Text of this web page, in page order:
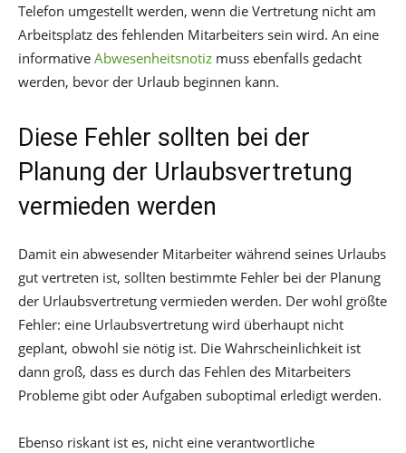
Telefon umgestellt werden, wenn die Vertretung nicht am
Arbeitsplatz des fehlenden Mitarbeiters sein wird. An eine
informative Abwesenheitsnotiz muss ebenfalls gedacht
werden, bevor der Urlaub beginnen kann.
Diese Fehler sollten bei der
Planung der Urlaubsvertretung
vermieden werden
Damit ein abwesender Mitarbeiter während seines Urlaubs
gut vertreten ist, sollten bestimmte Fehler bei der Planung
der Urlaubsvertretung vermieden werden. Der wohl größte
Fehler: eine Urlaubsvertretung wird überhaupt nicht
geplant, obwohl sie nötig ist. Die Wahrscheinlichkeit ist
dann groß, dass es durch das Fehlen des Mitarbeiters
Probleme gibt oder Aufgaben suboptimal erledigt werden.
Ebenso riskant ist es, nicht eine verantwortliche